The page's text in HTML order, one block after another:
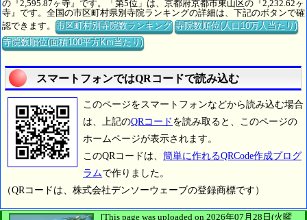
の『2,595.87ヶ寺』です。「第5位」は、京都府京都市東山区の『2,232.62ヶ
寺』です。全国の市区町村県別寺院ランキングの詳細は、下記のボタンで確
認できます。市区町村別寺院数ランキング 寺院数順位(人口10万人当たり)
寺院数順位(面積100平方Km当たり)
スマートフォンではQRコードで読み込む
このページをスマートフォンなどから読み込む場合
は、上記のQRコード を読み取ると、このページの
ホームページが表示されます。
このQRコードは、 簡単に作れるQRCode作成プログ
ラムで作りました。
（QRコードは、株式会社デンソーウェーブの登録商標です）
[This page was uploaded on 2026年07月28日(火曜